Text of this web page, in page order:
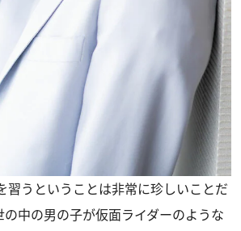
習うということは非常に珍しいことだ
の中の男の子が仮面ライダーのような